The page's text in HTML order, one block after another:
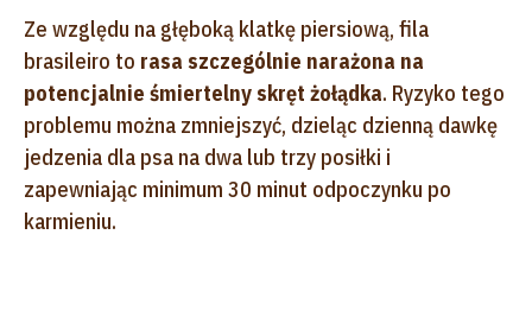
Ze względu na głęboką klatkę piersiową, fila
brasileiro to rasa szczególnie narażona na
potencjalnie śmiertelny skręt żołądka. Ryzyko tego
problemu można zmniejszyć, dzieląc dzienną dawkę
jedzenia dla psa na dwa lub trzy posiłki i
zapewniając minimum 30 minut odpoczynku po
karmieniu.